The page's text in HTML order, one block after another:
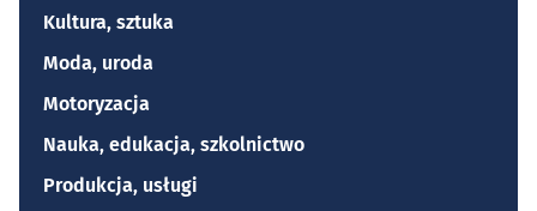
Kultura, sztuka
Moda, uroda
Motoryzacja
Nauka, edukacja, szkolnictwo
Produkcja, usługi